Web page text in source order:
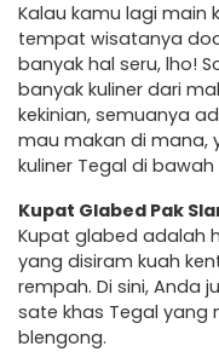
Kalau kamu lagi main
tempat wisatanya
banyak hal seru, lho!
banyak kuliner dari
kekinian, semuanya
mau makan di mana,
kuliner Tegal di bawah
Kupat Glabed Pak
Kupat glabed adalah
yang disiram kuah
rempah. Di sini, Anda
sate khas Tegal yang
blengong.